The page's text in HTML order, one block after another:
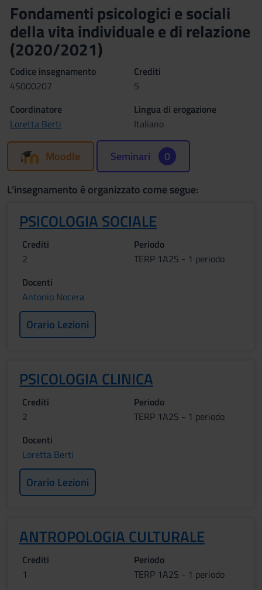
Fondamenti psicologici e sociali
della vita individuale e di relazione
(2020/2021)
Codice insegnamento
4S000207
Crediti
5
Coordinatore
Loretta Berti
Lingua di erogazione
Italiano
Moodle Seminari 0
L'insegnamento è organizzato come segue:
PSICOLOGIA SOCIALE
Crediti
2
Periodo
TERP 1A2S - 1 periodo
Docenti
Antonio Nocera
Orario Lezioni
PSICOLOGIA CLINICA
Crediti
2
Periodo
TERP 1A2S - 1 periodo
Docenti
Loretta Berti
Orario Lezioni
ANTROPOLOGIA CULTURALE
Crediti
1
Periodo
TERP 1A2S - 1 periodo